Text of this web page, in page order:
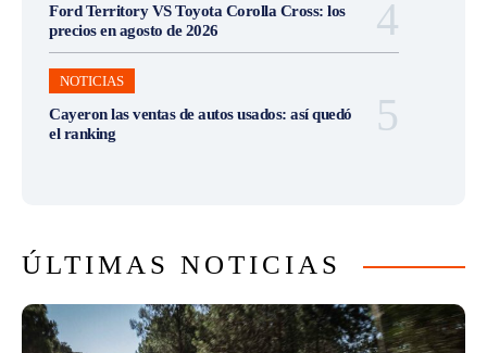
Ford Territory VS Toyota Corolla Cross: los
precios en agosto de 2026
NOTICIAS
Cayeron las ventas de autos usados: así quedó
el ranking
ÚLTIMAS NOTICIAS